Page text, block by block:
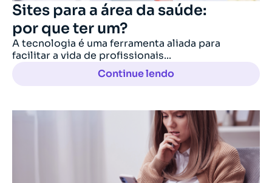
Sites para a área da saúde:
por que ter um?
A tecnologia é uma ferramenta aliada para
facilitar a vida de profissionais...
Continue lendo